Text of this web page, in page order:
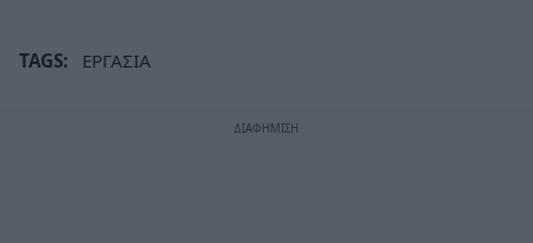
TAGS: ΕΡΓΑΣΙΑ